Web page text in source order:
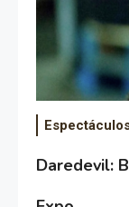
Daredevil: